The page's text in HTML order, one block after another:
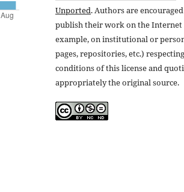
Unported. Authors are
publish their work on the
example, on institutional or
pages, repositories, etc.)
conditions of this license and
appropriately the original source.